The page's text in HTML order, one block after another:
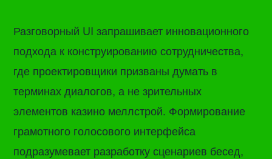
Разговорный UI запрашивает инновационного
подхода к конструированию сотрудничества,
где проектировщики призваны думать в
терминах диалогов, а не зрительных
элементов казино меллстрой. Формирование
грамотного голосового интерфейса
подразумевает разработку сценариев бесед,